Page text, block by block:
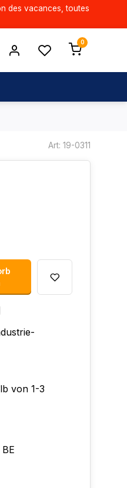
des vacances, toutes
0
Art: 19-0311
von 1-3